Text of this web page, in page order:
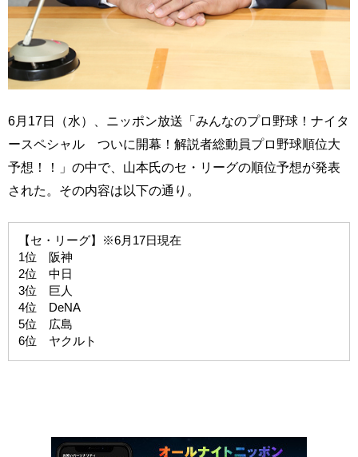
6月17日（水）、ニッポン放送「みんなのプロ野球！ナイタ
ースペシャル ついに開幕！解説者総動員プロ野球順位大
予想！！」の中で、山本氏のセ・リーグの順位予想が発表
された。その内容は以下の通り。
【セ・リーグ】※6月17日現在
1位 阪神
2位 中日
3位 巨人
4位 DeNA
5位 広島
6位 ヤクルト